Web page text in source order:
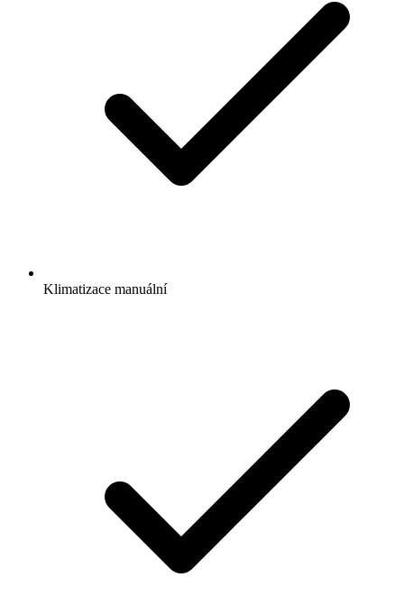
Klimatizace manuální